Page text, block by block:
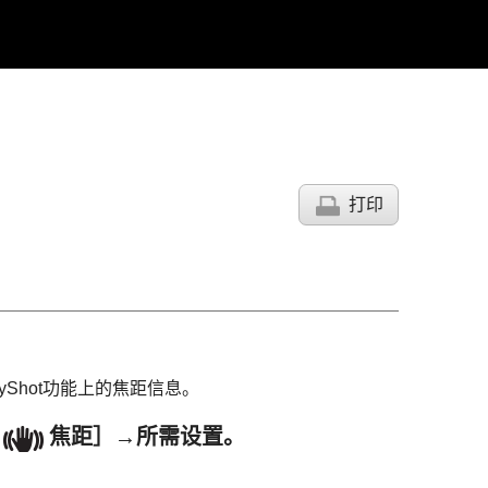
打印
功能上的焦距信息。
焦距］ →所需设置。